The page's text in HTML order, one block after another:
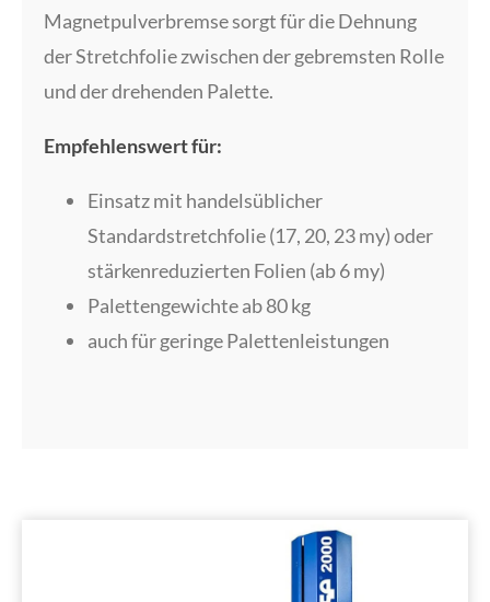
Magnetpulverbremse sorgt für die Dehnung
der Stretchfolie zwischen der gebremsten Rolle
und der drehenden Palette.
Empfehlenswert für:
Einsatz mit handelsüblicher
Standardstretchfolie (17, 20, 23 my) oder
stärkenreduzierten Folien (ab 6 my)
Palettengewichte ab 80 kg
auch für geringe Palettenleistungen